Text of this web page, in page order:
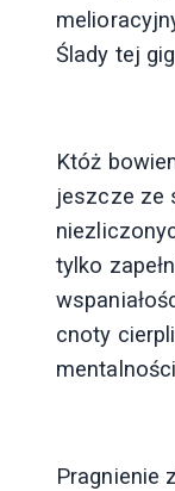
Ślady tej
Któż
jeszcze ze
tylko
cnoty
Pragnienie